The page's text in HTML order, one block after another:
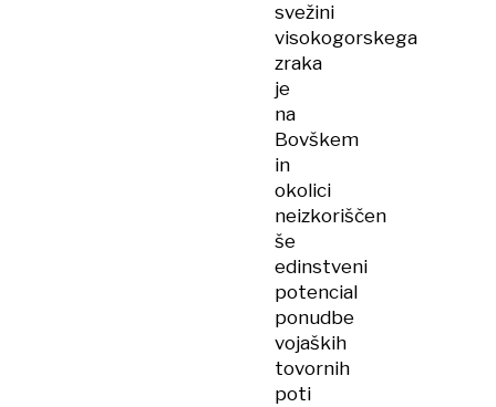
svežini
visokogorskega
zraka
je
na
Bovškem
in
okolici
neizkoriščen
še
edinstveni
potencial
ponudbe
vojaških
tovornih
poti